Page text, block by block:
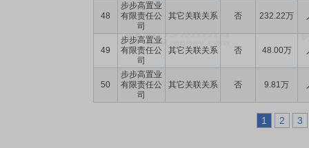
48
步步高置业
有限责任公
司
其它关联关系 否 232.22万
49
步步高置业
有限责任公
司
其它关联关系 否 48.00万
50
步步高置业
有限责任公
司
其它关联关系 否 9.81万
1 2 3